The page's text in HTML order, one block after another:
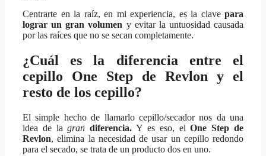
Centrarte en la raíz, en mi experiencia, es la clave para
lograr un gran volumen y evitar la untuosidad causada
por las raíces que no se secan completamente.
¿Cuál es la diferencia entre el
cepillo One Step de Revlon y el
resto de los cepillo?
El simple hecho de llamarlo cepillo/secador nos da una
idea de lagran diferencia. Y es eso, elOne Step de
Revlon, elimina la necesidad de usar un cepillo redondo
para el secado, se trata de un producto dos en uno.